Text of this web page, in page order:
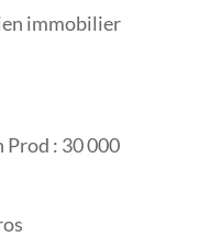
immobilier
: 30 000